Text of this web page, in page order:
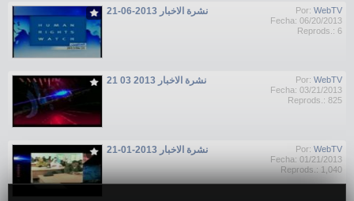
Por: WebTV
Fecha: 06/20/2013
Reprods.: 6
نشرة الاخبار 2013-06-21
Por: WebTV
Fecha: 03/21/2013
Reprods.: 825
نشرة الاخبار 2013 03 21
Por: WebTV
Fecha: 01/21/2013
Reprods.: 1,040
نشرة الاخبار 2013-01-21